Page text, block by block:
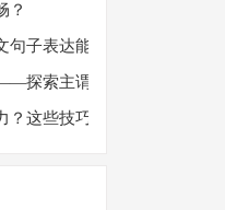
？
子表达能力？
探索主谓宾的秘密
这些技巧你一定要知道！